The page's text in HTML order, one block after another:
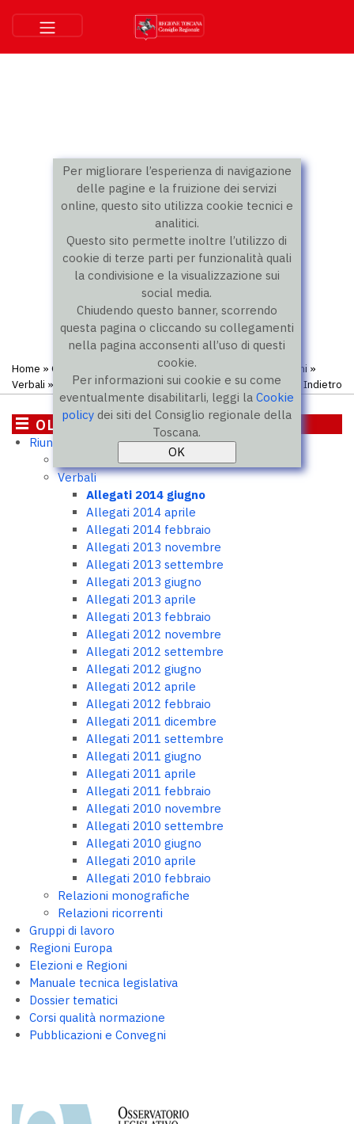
Per migliorare l’esperienza di navigazione
delle pagine e la fruizione dei servizi
online, questo sito utilizza cookie tecnici e
analitici.
Questo sito permette inoltre l’utilizzo di
cookie di terze parti per funzionalità quali
la condivisione e la visualizzazione sui
social media.
Chiudendo questo banner, scorrendo
questa pagina o cliccando su collegamenti
nella pagina acconsenti all’uso di questi
cookie.
Per informazioni sui cookie e su come
eventualmente disabilitarli, leggi laCookie
policy dei siti del Consiglio regionale della
Toscana.
Home » OLI - Osservatorio legislativo interregionale Riunioni »
Verbali » Allegati 2014 giugno Indietro
OLI - Osservatorio legislativo
interregionale
Riunioni
Ordini del giorno
Verbali
Allegati 2014 giugno
Allegati 2014 aprile
Allegati 2014 febbraio
Allegati 2013 novembre
Allegati 2013 settembre
Allegati 2013 giugno
Allegati 2013 aprile
Allegati 2013 febbraio
Allegati 2012 novembre
Allegati 2012 settembre
Allegati 2012 giugno
Allegati 2012 aprile
Allegati 2012 febbraio
Allegati 2011 dicembre
Allegati 2011 settembre
Allegati 2011 giugno
Allegati 2011 aprile
Allegati 2011 febbraio
Allegati 2010 novembre
Allegati 2010 settembre
Allegati 2010 giugno
Allegati 2010 aprile
Allegati 2010 febbraio
Relazioni monografiche
Relazioni ricorrenti
Gruppi di lavoro
Regioni Europa
Elezioni e Regioni
Manuale tecnica legislativa
Dossier tematici
Corsi qualità normazione
Pubblicazioni e Convegni